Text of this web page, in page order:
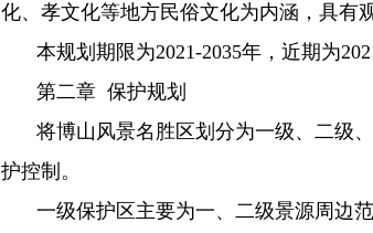
化、孝文化等地方民俗文化为内涵，具有
本规划期限为2021-2035年，近期为
第二章 保护规划
将博山风景名胜区划分为一级、二级
护控制。
一级保护区主要为一、二级景源周边